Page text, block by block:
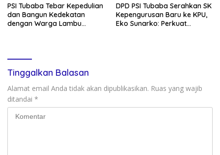
PSI Tubaba Tebar Kepedulian
dan Bangun Kedekatan
dengan Warga Lambu
DPD PSI Tubaba Serahkan SK
Kepengurusan Baru ke KPU,
Eko Sunarko: Perkuat
Tinggalkan Balasan
Alamat email Anda tidak akan dipublikasikan. Ruas yang wajib
ditandai *